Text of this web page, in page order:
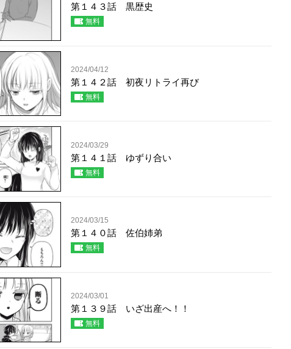
第１４３話 黒歴史
無料
2024/04/12
第１４２話 初夜リトライ再び
無料
2024/03/29
第１４１話 ゆずり合い
無料
2024/03/15
第１４０話 佐伯姉弟
無料
2024/03/01
第１３９話 いざ出産へ！！
無料